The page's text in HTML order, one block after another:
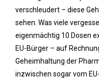
verschleudert – diese
sehen. Was viele
eigenmächtig 10 Dosen
EU-Bürger – auf
Geheimhaltung der
inzwischen sogar vom